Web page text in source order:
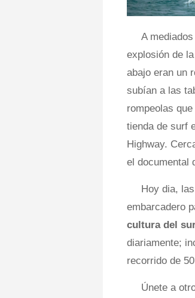
A
explosión de
abajo eran un
subían a las
rompeolas
tienda de surf
Highway.
el documental
Hoy dia,
embarcadero
cultura del
diariamente;
recorrido de
Únete a